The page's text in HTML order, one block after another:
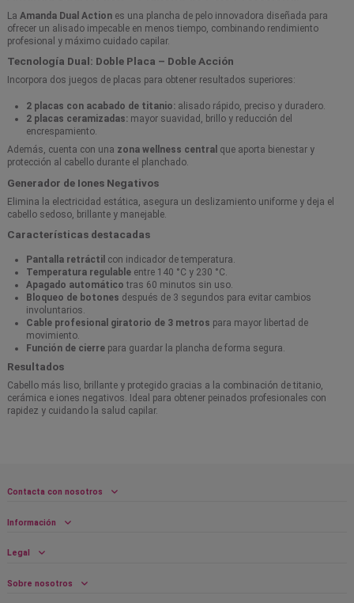
La Amanda Dual Action es una plancha de pelo innovadora diseñada para
ofrecer un alisado impecable en menos tiempo, combinando rendimiento
profesional y máximo cuidado capilar.
Tecnología Dual: Doble Placa – Doble Acción
Incorpora dos juegos de placas para obtener resultados superiores:
2 placas con acabado de titanio: alisado rápido, preciso y duradero.
2 placas ceramizadas: mayor suavidad, brillo y reducción del
encrespamiento.
Además, cuenta con una zona wellness central que aporta bienestar y
protección al cabello durante el planchado.
Generador de Iones Negativos
Elimina la electricidad estática, asegura un deslizamiento uniforme y deja el
cabello sedoso, brillante y manejable.
Características destacadas
Pantalla retráctil con indicador de temperatura.
Temperatura regulable entre 140 °C y 230 °C.
Apagado automático tras 60 minutos sin uso.
Bloqueo de botones después de 3 segundos para evitar cambios
involuntarios.
Cable profesional giratorio de 3 metros para mayor libertad de
movimiento.
Función de cierre para guardar la plancha de forma segura.
Resultados
Cabello más liso, brillante y protegido gracias a la combinación de titanio,
cerámica e iones negativos. Ideal para obtener peinados profesionales con
rapidez y cuidando la salud capilar.
Contacta con nosotros
Información
Legal
Sobre nosotros